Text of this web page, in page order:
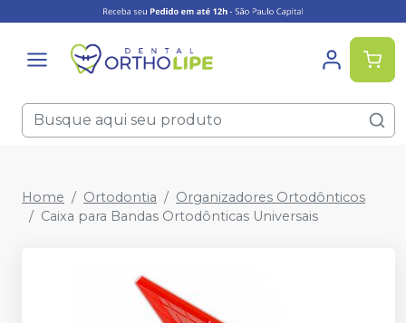
Home Ortodontia
Organizadores Ortodônticos
Caixa para Bandas Ortodônticas Universais